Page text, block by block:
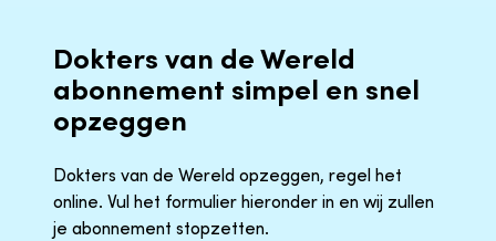
Dokters van de Wereld
abonnement simpel en snel
opzeggen
Dokters van de Wereld opzeggen, regel het
online. Vul het formulier hieronder in en wij zullen
je abonnement stopzetten.